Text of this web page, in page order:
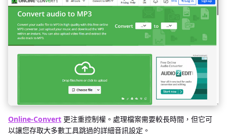
Online-Convert 更注重控制權。處理檔案需要較長時間，但它可
以讓您存取大多數工具跳過的詳細音訊設定。